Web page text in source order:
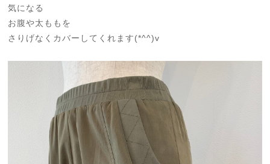
気になる
お腹や太ももを
さりげなくカバーしてくれます(*^^)v